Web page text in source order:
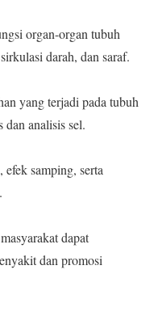
organ-organ tubuh
darah, dan saraf.
yang terjadi pada tubuh
analisis sel.
efek samping, serta
dapat
dan promosi